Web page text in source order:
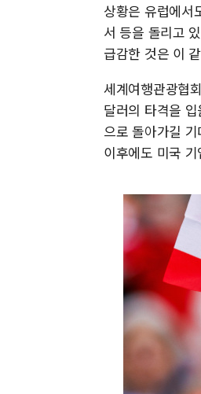
상황은 유럽에서
서 등을 돌리고
급감한 것은 이
세계여행관광협
달러의 타격을
으로 돌아가길
이후에도 미국